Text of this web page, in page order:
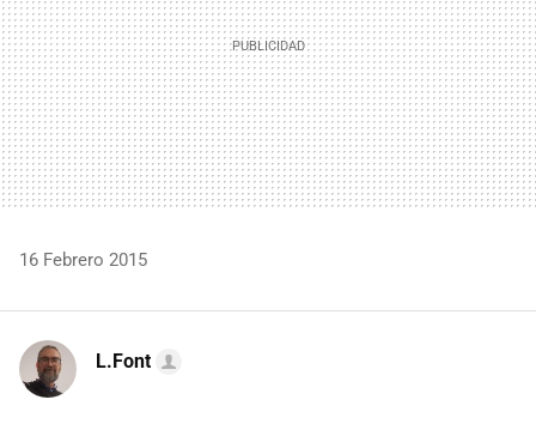
16 Febrero 2015
L.Font